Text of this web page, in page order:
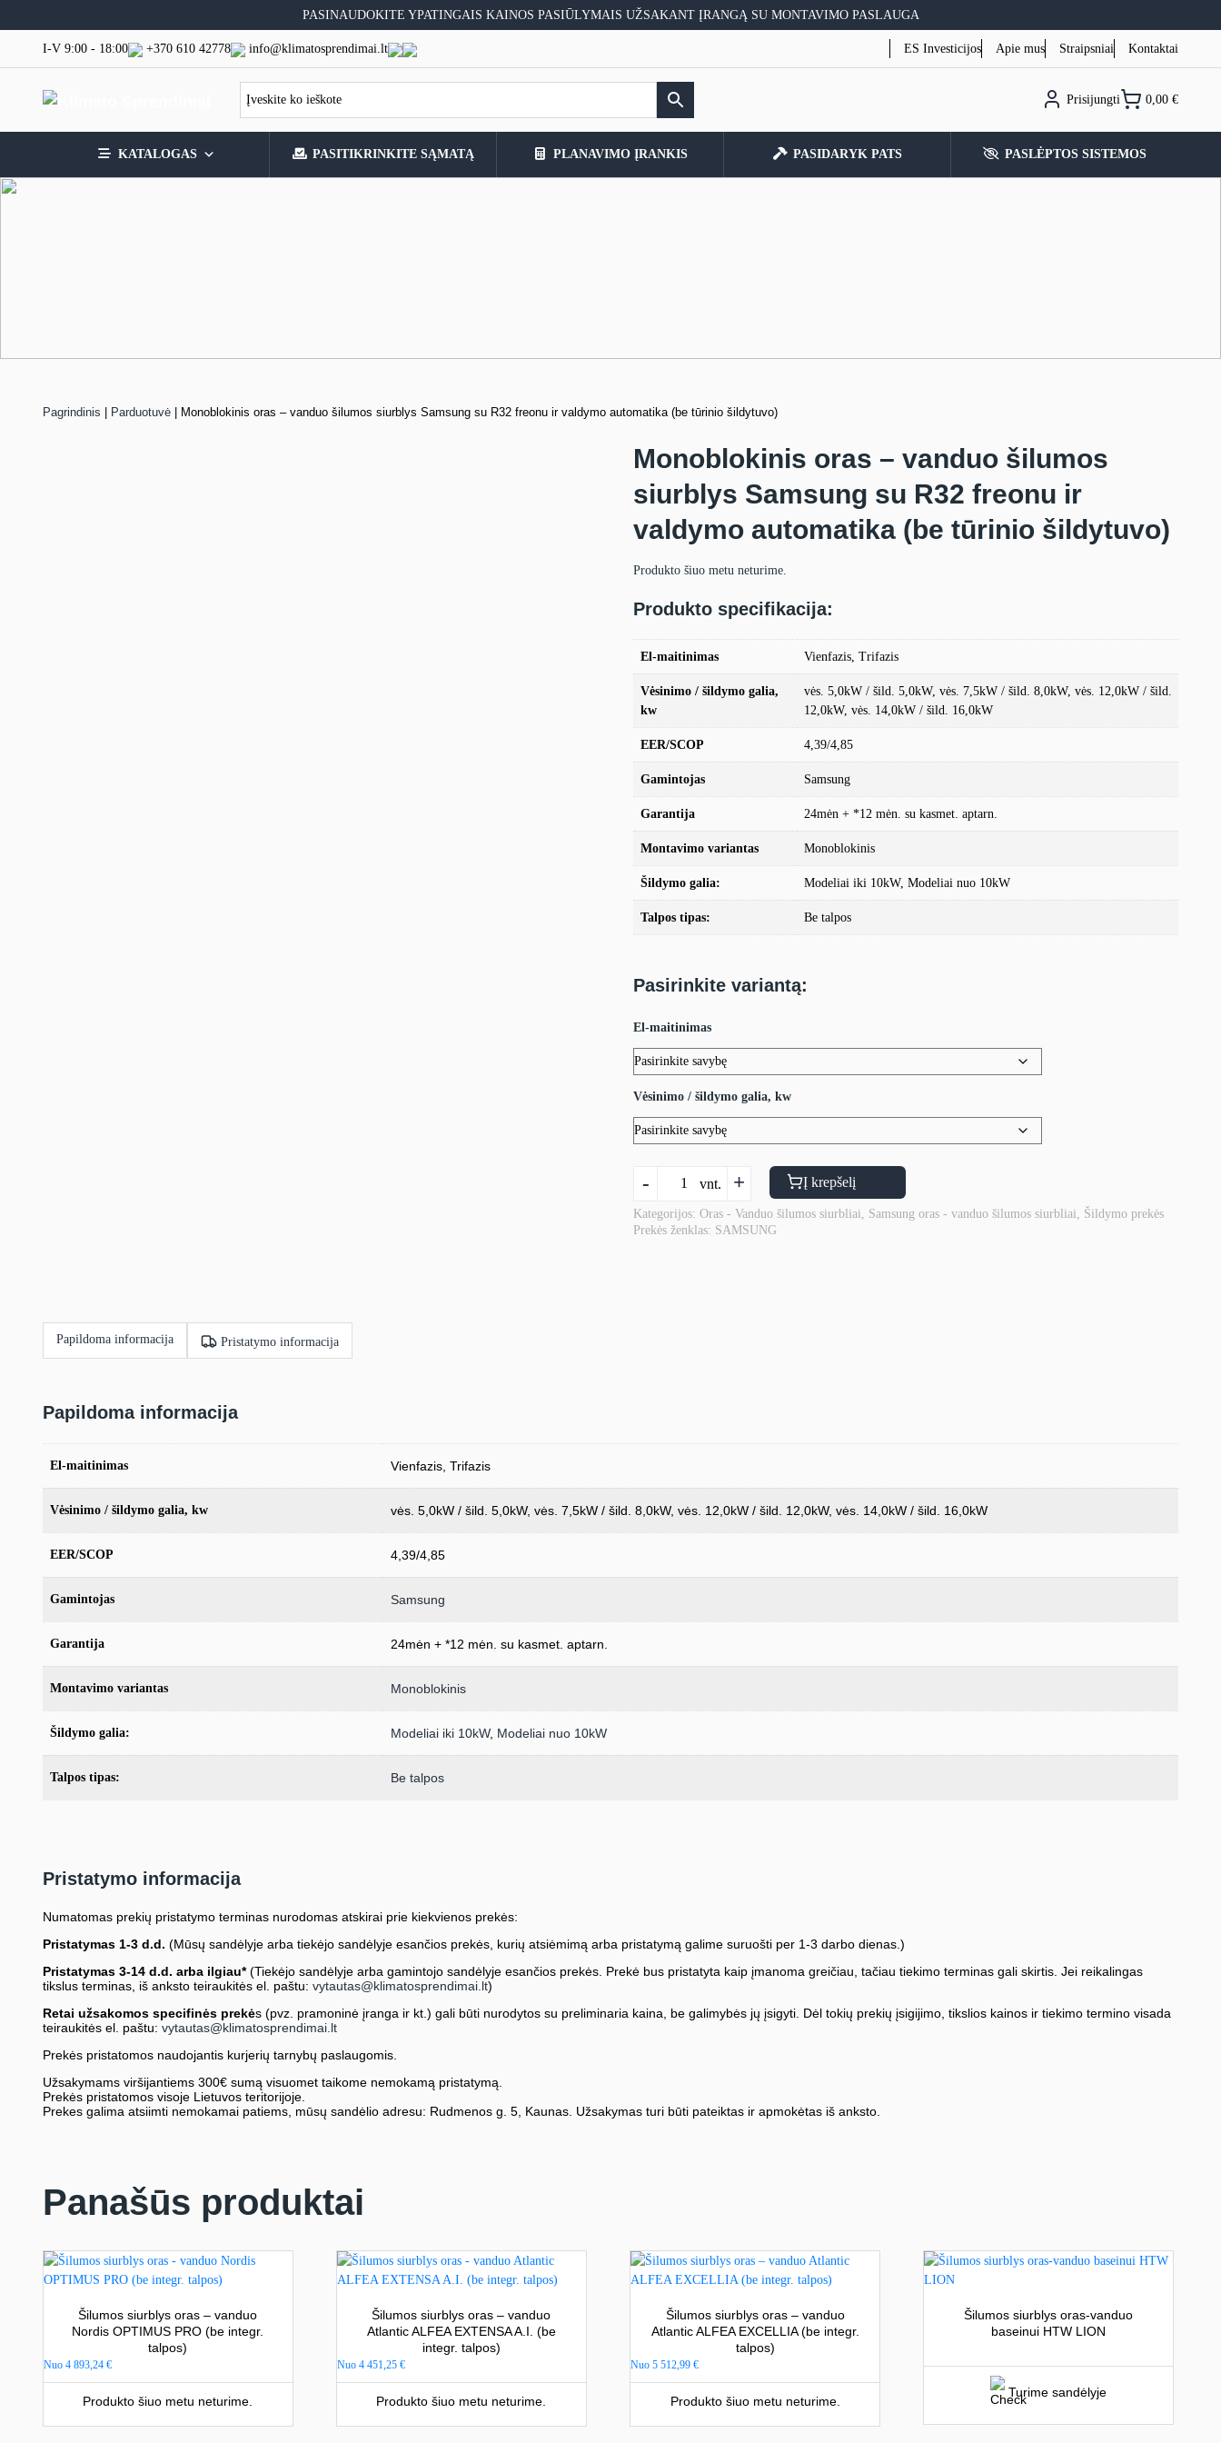
to
PASINAUDOKITE YPATINGAIS KAINOS PASIŪLYMAIS UŽSAKANT ĮRANGĄ SU MONTAVIMO PASLAUGA
I-V 9:00 - 18:00 +370 610 42778 info@klimatosprendimai.lt ES Investicijos Apie mus Straipsniai Kontaktai
Prisijungti 0,00 €
KATALOGAS PASITIKRINKITE SĄMATĄ PLANAVIMO ĮRANKIS PASIDARYK PATS PASLĖPTOS SISTEMOS
Pagrindinis Parduotuvė Monoblokinis oras – vanduo šilumos siurblys Samsung su R32 freonu ir valdymo automatika (be tūrinio šildytuvo)
Monoblokinis oras – vanduo šilumos
siurblys Samsung su R32 freonu ir
valdymo automatika (be tūrinio šildytuvo)
Produkto šiuo metu neturime.
Produkto specifikacija:
El-maitinimas Vienfazis, Trifazis
Vėsinimo / šildymo galia,
kw
vės. 5,0kW / šild. 5,0kW, vės. 7,5kW / šild. 8,0kW, vės. 12,0kW / šild.
12,0kW, vės. 14,0kW / šild. 16,0kW
EER/SCOP 4,39/4,85
Gamintojas Samsung
Garantija 24mėn + *12 mėn. su kasmet. aptarn.
Montavimo variantas Monoblokinis
Šildymo galia: Modeliai iki 10kW, Modeliai nuo 10kW
Talpos tipas: Be talpos
Pasirinkite variantą:
El-maitinimas
Vėsinimo / šildymo galia, kw
-
Monoblokinis
oras
automatika
vnt. + Į krepšelį
Kategorijos: Oras - Vanduo šilumos siurbliai Samsung oras - vanduo šilumos siurbliai
Šildymo prekės
Prekės ženklas: SAMSUNG
Papildoma informacija Pristatymo informacija
Papildoma informacija
El-maitinimas Vienfazis, Trifazis
Vėsinimo / šildymo galia, kw vės. 5,0kW / šild. 5,0kW, vės. 7,5kW / šild. 8,0kW, vės. 12,0kW / šild. 12,0kW, vės. 14,0kW / šild. 16,0kW
EER/SCOP 4,39/4,85
Gamintojas Samsung
Garantija 24mėn + *12 mėn. su kasmet. aptarn.
Montavimo variantas Monoblokinis
Šildymo galia: Modeliai iki 10kW, Modeliai nuo 10kW
Talpos tipas: Be talpos
Pristatymo informacija
Numatomas prekių pristatymo terminas nurodomas atskirai prie kiekvienos prekės:
Pristatymas 1-3 d.d. (Mūsų sandėlyje arba tiekėjo sandėlyje esančios prekės, kurių atsiėmimą arba pristatymą galime suruošti per 1-3 darbo dienas.)
Pristatymas 3-14 d.d. arba ilgiau*(Tiekėjo sandėlyje arba gamintojo sandėlyje esančios prekės. Prekė bus pristatyta kaip įmanoma greičiau, tačiau tiekimo terminas gali skirtis. Jei reikalingas
tikslus terminas, iš anksto teiraukitės el. paštu: vytautas@klimatosprendimai.lt)
Retai užsakomos specifinės prekės (pvz. pramoninė įranga ir kt.) gali būti nurodytos su preliminaria kaina, be galimybės jų įsigyti. Dėl tokių prekių įsigijimo, tikslios kainos ir tiekimo termino visada
teiraukitės el. paštu: vytautas@klimatosprendimai.lt
Prekės pristatomos naudojantis kurjerių tarnybų paslaugomis.
Užsakymams viršijantiems 300€ sumą visuomet taikome nemokamą pristatymą.
Prekės pristatomos visoje Lietuvos teritorijoje.
Prekes galima atsiimti nemokamai patiems, mūsų sandėlio adresu: Rudmenos g. 5, Kaunas. Užsakymas turi būti pateiktas ir apmokėtas iš anksto.
Panašūs produktai
Šilumos siurblys oras – vanduo
Nordis OPTIMUS PRO (be integr.
talpos)
Nuo 4 893,24 €
Produkto šiuo metu neturime.
Šilumos siurblys oras – vanduo
Atlantic ALFEA EXTENSA A.I. (be
integr. talpos)
Nuo4 451,25€
Produkto šiuo metu neturime.
Šilumos siurblys oras – vanduo
Atlantic ALFEA EXCELLIA (be integr.
talpos)
Nuo5 512,99€
Produkto šiuo metu neturime.
Šilumos siurblys oras-vanduo
baseinui HTW LION
Turime sandėlyje